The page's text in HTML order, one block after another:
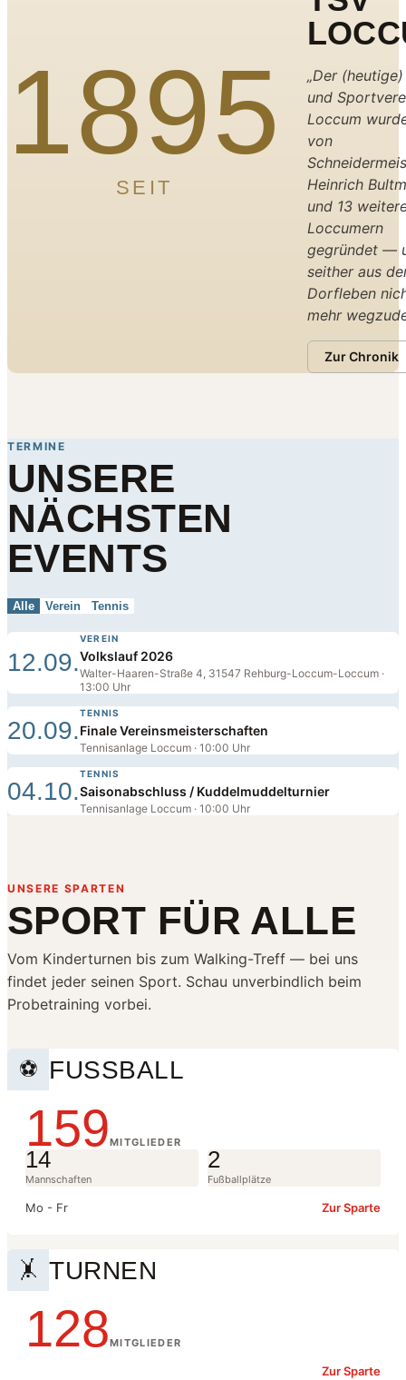
1895
SEIT
„Der
und
Loccum
von
Heinrich
und 13
Loccumern
gegründet —
seither aus
Dorfleben
mehr
Zur Chronik
TERMINE
UNSERE
NÄCHSTEN
EVENTS
Alle Verein Tennis
12.09.
VEREIN
Volkslauf 2026
Walter-Haaren-Straße 4, 31547 Rehburg-Loccum-Loccum ·
13:00 Uhr
20.09.
TENNIS
Finale Vereinsmeisterschaften
Tennisanlage Loccum · 10:00 Uhr
04.10.
TENNIS
Saisonabschluss / Kuddelmuddelturnier
Tennisanlage Loccum · 10:00 Uhr
UNSERE SPARTEN
SPORT FÜR ALLE
Vom Kinderturnen bis zum Walking-Treff — bei uns
findet jeder seinen Sport. Schau unverbindlich beim
Probetraining vorbei.
⚽ FUSSBALL
159MITGLIEDER
14
Mannschaften
2
Fußballplätze
Mo - Fr Zur Sparte
🤸 TURNEN
128MITGLIEDER
Zur Sparte